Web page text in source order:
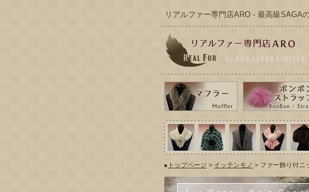
リアルファー専門店ARO - 最高級SAGA
● トップページ > イッテンモノ > ファー飾り付ニ